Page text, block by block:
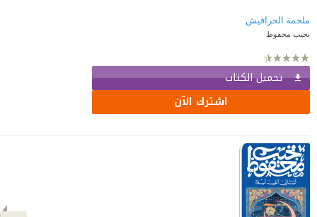
ملحمة الحرافيش
نجيب محفوظ
تحميل الكتاب
اشترك الآن